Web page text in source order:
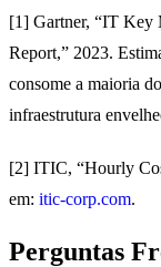
[1] Gartner, “IT Key
Report,” 2023.
consome a maioria
infraestrutura
[2] ITIC, “Hourly
em: itic-corp.com.
Perguntas